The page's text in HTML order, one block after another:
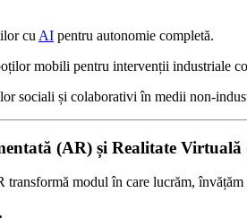
cu AI pentru autonomie completă.
mobili pentru intervenții industriale
sociali și colaborativi în medii non-
(AR) și Realitate Virtuală
modul în care lucrăm,